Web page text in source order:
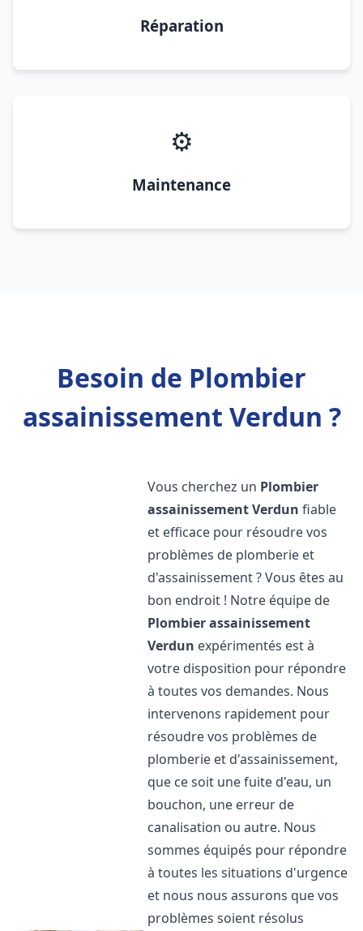
Réparation
⚙️
Maintenance
Besoin de Plombier
assainissement Verdun ?
Vous cherchez un Plombier
assainissementVerdun fiable
et efficace pour résoudre vos
problèmes de plomberie et
d'assainissement ? Vous êtes au
bon endroit ! Notre équipe de
Plombier assainissement
Verdun expérimentés est à
votre disposition pour répondre
à toutes vos demandes. Nous
intervenons rapidement pour
résoudre vos problèmes de
plomberie et d'assainissement,
que ce soit une fuite d'eau, un
bouchon, une erreur de
canalisation ou autre. Nous
sommes équipés pour répondre
à toutes les situations d'urgence
et nous nous assurons que vos
problèmes soient résolus